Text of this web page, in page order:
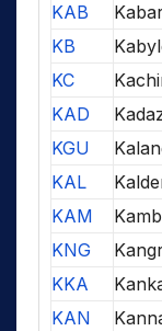
KAB
KB
KC
KAD
KGU
KAL
KAM
KNG
KKA
KAN